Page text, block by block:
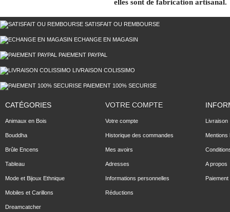
elles sont de fabrication artisanal.
SATISFAIT OU REMBOURSE
ECHANGE EN MAGASIN
PAIEMENT PAYPAL
LIVRAISON COLISSIMO
PAIEMENT 100% SECURISE
CATÉGORIES
Animaux en Bois
Bouddha
Brûle Encens
Tableau
Mode et Bijoux Ethnique
Mobiles et Carillons
Dreamcatcher
VOTRE COMPTE
Votre compte
Historique des commandes
Mes avoirs
Adresses
Informations personnelles
Réductions
Livraison
Mentions
A propos